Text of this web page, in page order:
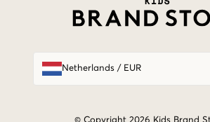
Netherlands/ EUR
© Copyright 2026 Kids Brand